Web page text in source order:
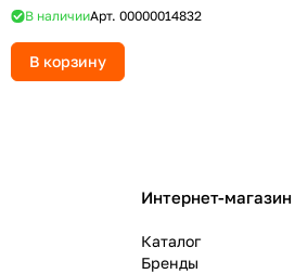
В наличииАрт. 00000014832
В корзину
Интернет-магазин
Каталог
Бренды